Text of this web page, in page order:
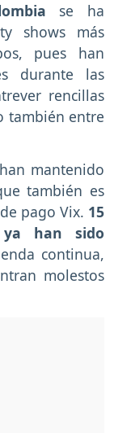
se ha
shows más
pues han
durante las
rencillas
también entre
mantenido
también es
pago Vix. 15
han sido
continua,
molestos